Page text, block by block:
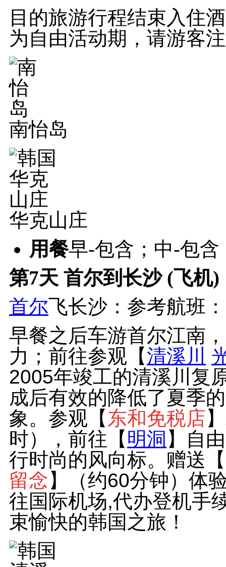
目的旅游行程结束入住
为自由活动期，请游客
南怡岛
华克山庄
用餐早-包含；中-包
第7天 首尔到长沙 (飞机)
首尔飞长沙：参考航班
早餐之后车游首尔江南
力；前往参观【清溪川
2005年竣工的清溪川复
成后有效的降低了夏季
象。参观【 东和免税店
时），前往【 明洞 】自
行时尚的风向标。赠送【
留念 】（约60分钟）体
往国际机场,代办登机手
束愉快的韩国之旅！